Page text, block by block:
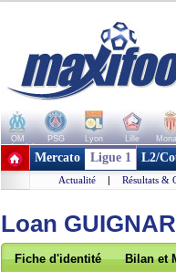
OM PSG Lyon Lille
+ de clubs
Mercato Ligue 1 L2/
Actualité | Résultats &
Loan
Fiche d'identité Bilan et